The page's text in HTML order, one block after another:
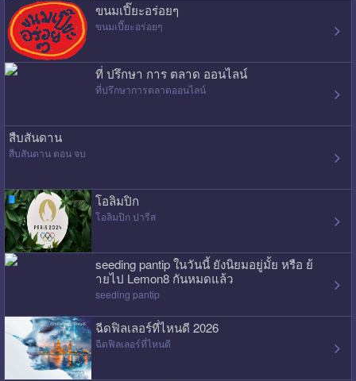
ขนมเปี๊ยะอร่อยๆ
ขนมเปี๊ยะอร่อยๆ
ที่ ปรึกษา การ ตลาด ออนไลน์
ที่ปรึกษาการตลาดออนไลน์
สืบสันดาน
สืบสันดาน ตอน จบ
โอลิมปิก
โอลิมปิก ปารีส
seeding pantip ในวันนี้ ยังนิยมอยู่มั้ย หรือ ย้
ายไป Lemon8 กันหมดแล้ว
seeding pantip
ฉีดฟิลเลอร์ที่ไหนดี 2026
ฉีดฟิลเลอร์ที่ไหนดี